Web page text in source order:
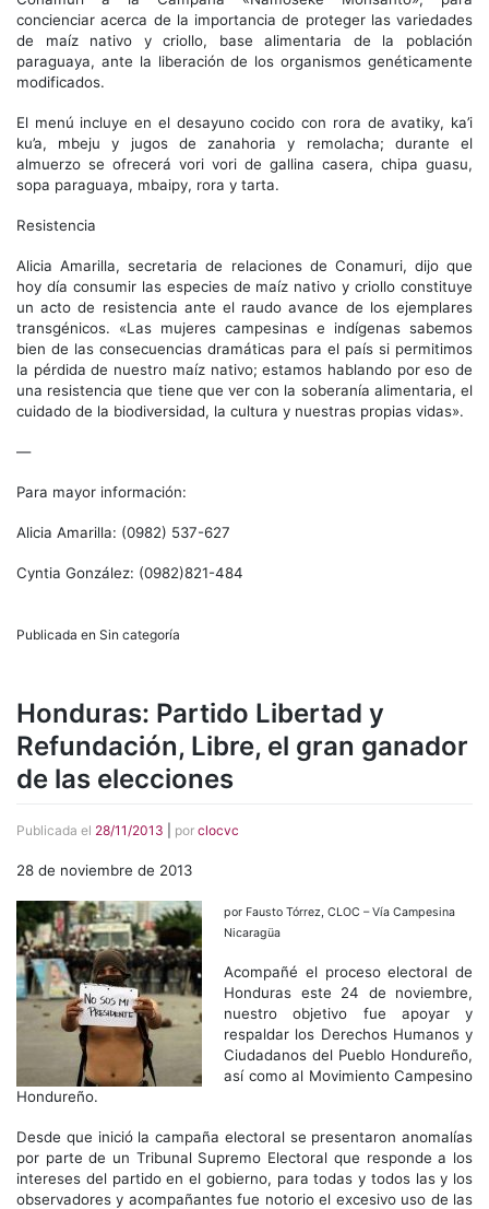
concienciar acerca de la importancia de proteger las variedades
de maíz nativo y criollo, base alimentaria de la población
paraguaya, ante la liberación de los organismos genéticamente
modificados.
El menú incluye en el desayuno cocido con rora de avatiky, ka’i
ku’a, mbeju y jugos de zanahoria y remolacha; durante el
almuerzo se ofrecerá vori vori de gallina casera, chipa guasu,
sopa paraguaya, mbaipy, rora y tarta.
Resistencia
Alicia Amarilla, secretaria de relaciones de Conamuri, dijo que
hoy día consumir las especies de maíz nativo y criollo constituye
un acto de resistencia ante el raudo avance de los ejemplares
transgénicos. «Las mujeres campesinas e indígenas sabemos
bien de las consecuencias dramáticas para el país si permitimos
la pérdida de nuestro maíz nativo; estamos hablando por eso de
una resistencia que tiene que ver con la soberanía alimentaria, el
cuidado de la biodiversidad, la cultura y nuestras propias vidas».
—
Para mayor información:
Alicia Amarilla: (0982) 537-627
Cyntia González: (0982)821-484
Publicada en Sin categoría
Honduras: Partido Libertad y
Refundación, Libre, el gran ganador
de las elecciones
Publicada el 28/11/2013 por clocvc
28 de noviembre de 2013
por Fausto Tórrez, CLOC – Vía Campesina
Nicaragüa
Acompañé el proceso electoral de
Honduras este 24 de noviembre,
nuestro objetivo fue apoyar y
respaldar los Derechos Humanos y
Ciudadanos del Pueblo Hondureño,
así como al Movimiento Campesino
Hondureño.
Desde que inició la campaña electoral se presentaron anomalías
por parte de un Tribunal Supremo Electoral que responde a los
intereses del partido en el gobierno, para todas y todos las y los
observadores y acompañantes fue notorio el excesivo uso de las